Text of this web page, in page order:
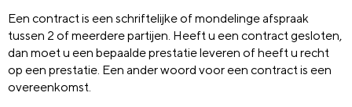
Een contract is een schriftelijke of mondelinge afspraak
tussen 2 of meerdere partijen. Heeft u een contract gesloten,
dan moet u een bepaalde prestatie leveren of heeft u recht
op een prestatie. Een ander woord voor een contract is een
overeenkomst.